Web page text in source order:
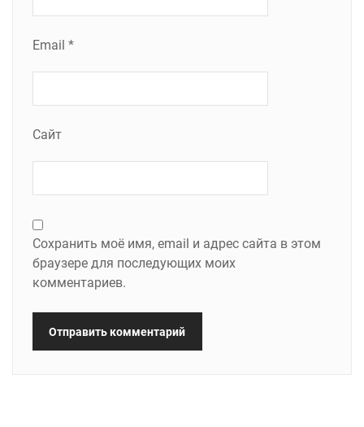
Email *
Сайт
Сохранить моё имя, email и адрес сайта в этом
браузере для последующих моих
комментариев.